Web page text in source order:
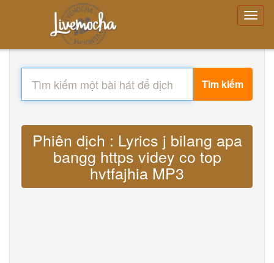
Tìm kiếm
Phiên dịch : Lyrics j bilang apa
bangg https videy co top
hvtfajhia MP3